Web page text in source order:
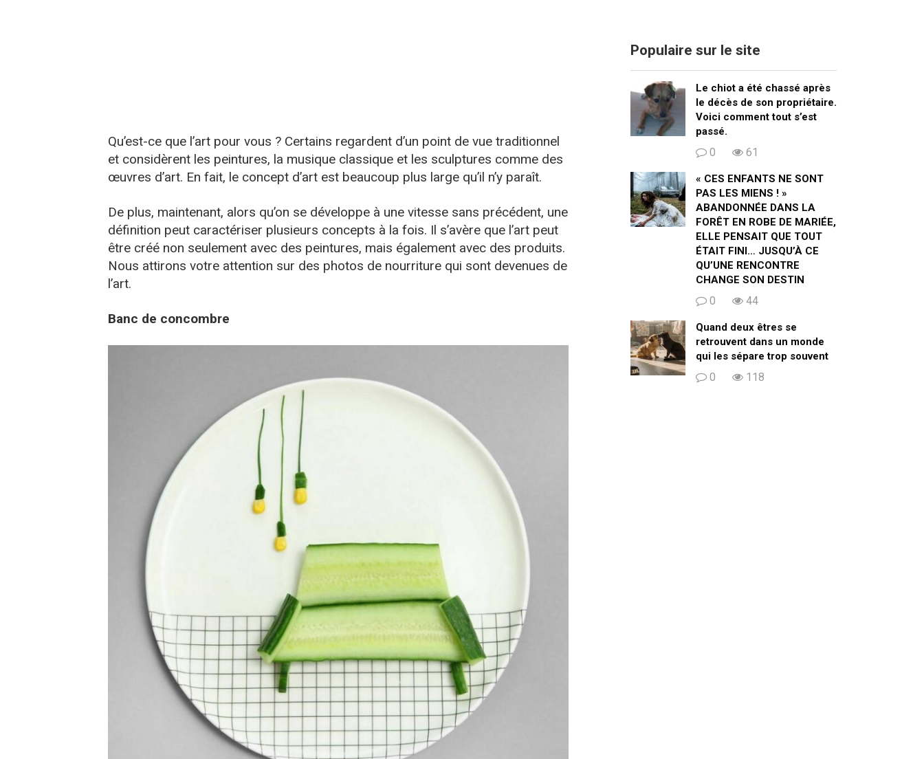
Qu’est-ce que l’art pour vous ? Certains regardent d’un point de vue traditionnel
et considèrent les peintures, la musique classique et les sculptures comme des
œuvres d’art. En fait, le concept d’art est beaucoup plus large qu’il n’y paraît.
De plus, maintenant, alors qu’on se développe à une vitesse sans précédent, une
définition peut caractériser plusieurs concepts à la fois. Il s’avère que l’art peut
être créé non seulement avec des peintures, mais également avec des produits.
Nous attirons votre attention sur des photos de nourriture qui sont devenues de
l’art.
Banc de concombre
Populaire sur le site
Le chiot a été chassé après
le décès de son propriétaire.
Voici comment tout s’est
passé.
0 61
« CES ENFANTS NE SONT
PAS LES MIENS ! »
ABANDONNÉE DANS LA
FORÊT EN ROBE DE MARIÉE,
ELLE PENSAIT QUE TOUT
ÉTAIT FINI… JUSQU’À CE
QU’UNE RENCONTRE
CHANGE SON DESTIN
0 44
Quand deux êtres se
retrouvent dans un monde
qui les sépare trop souvent
0 118